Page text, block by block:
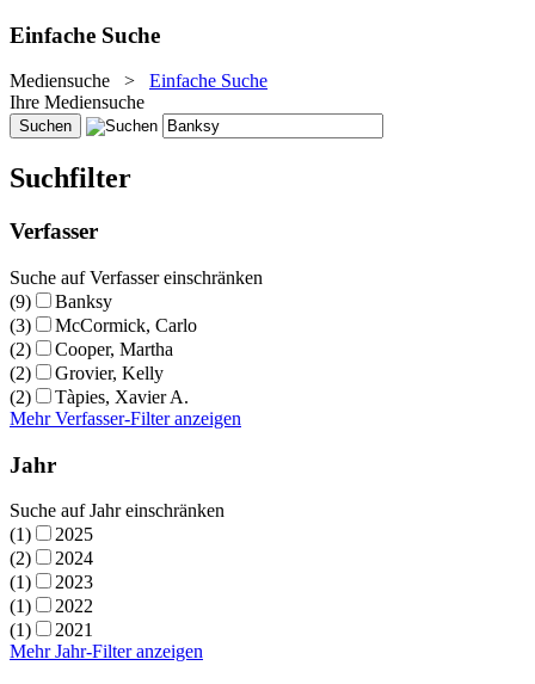
Einfache Suche
Mediensuche > Einfache Suche
Ihre Mediensuche
Suchfilter
Verfasser
Suche auf Verfasser einschränken
(9)
Banksy
(3)
McCormick, Carlo
(2)
Cooper, Martha
(2)
Grovier, Kelly
(2)
Tàpies, Xavier A.
Mehr Verfasser-Filter anzeigen
Jahr
Suche auf Jahr einschränken
(1)
2025
(2)
2024
(1)
2023
(1)
2022
(1)
2021
Mehr Jahr-Filter anzeigen